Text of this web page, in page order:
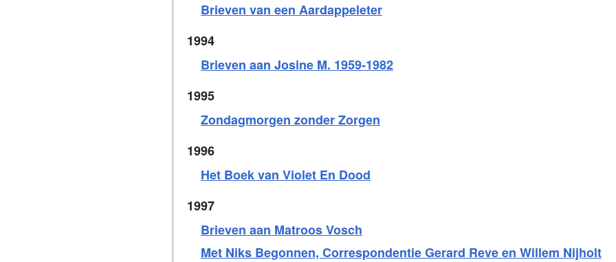
Brieven van een Aardappeleter
1994
Brieven aan Josine M. 1959-1982
1995
Zondagmorgen zonder Zorgen
1996
Het Boek van Violet En Dood
1997
Brieven aan Matroos Vosch
Met Niks Begonnen, Correspondentie Gerard Reve en Willem Nijholt